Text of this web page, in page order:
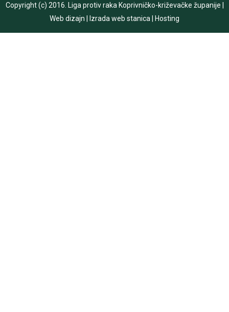
Copyright (c) 2016. Liga protiv raka Koprivničko-križevačke županije
Web dizajn
Izrada web stanica Hosting